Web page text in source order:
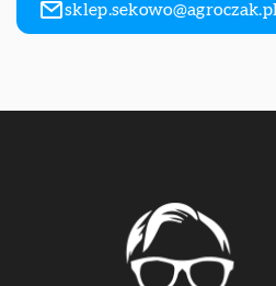
sklep.sekowo@agroczak.pl